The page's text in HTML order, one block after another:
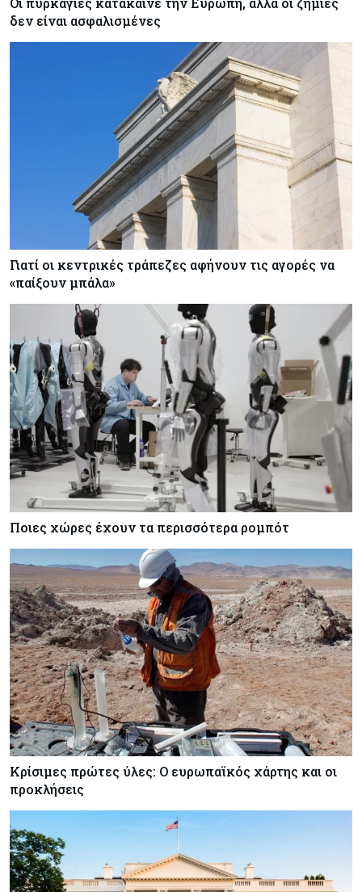
δεν είναι ασφαλισμένες
Γιατί οι κεντρικές τράπεζες αφήνουν τις αγορές να
«παίξουν μπάλα»
Ποιες χώρες έχουν τα περισσότερα ρομπότ
Κρίσιμες πρώτες ύλες: Ο ευρωπαϊκός χάρτης και οι
προκλήσεις